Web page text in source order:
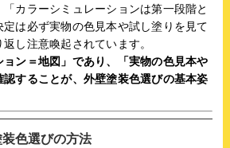
カラーシミュレーションは第一段階と
定は必ず実物の色見本や試し塗りを見て
し注意喚起されています。
ョン＝地図」であり、「実物の色見本や
することが、外壁塗装色選びの基本姿
色選びの方法